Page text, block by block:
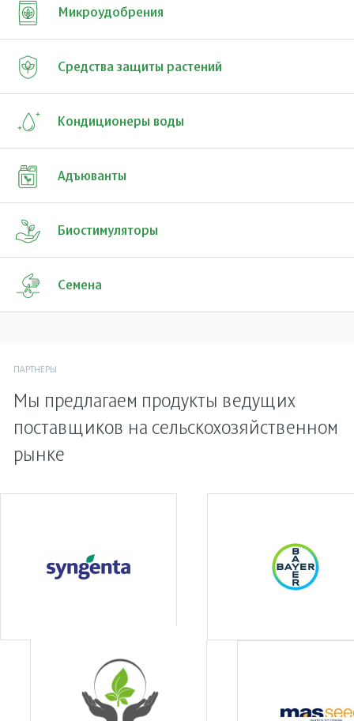
Микроудобрения
Средства защиты растений
Кондиционеры воды
Адъюванты
Биостимуляторы
Семена
ПАРТНЕРЫ
Мы предлагаем продукты ведущих
поставщиков на сельскохозяйственном
рынке